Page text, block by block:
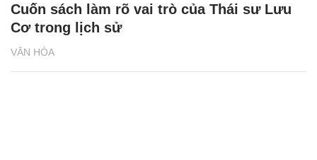
VĂN HÓA
Cuốn sách làm rõ vai trò của Thái sư Lưu
Cơ trong lịch sử